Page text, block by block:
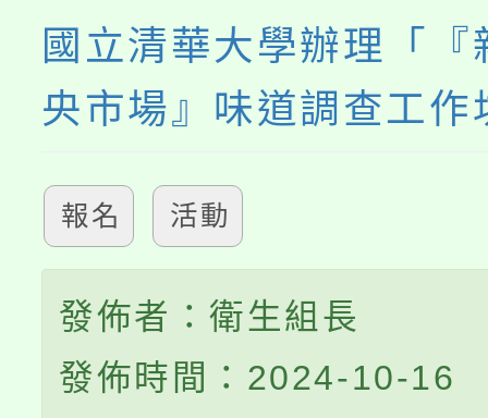
國立清華大學辦理「『
央市場』味道調查工作
報名 活動
發佈者：衛生組長
發佈時間：2024-10-16